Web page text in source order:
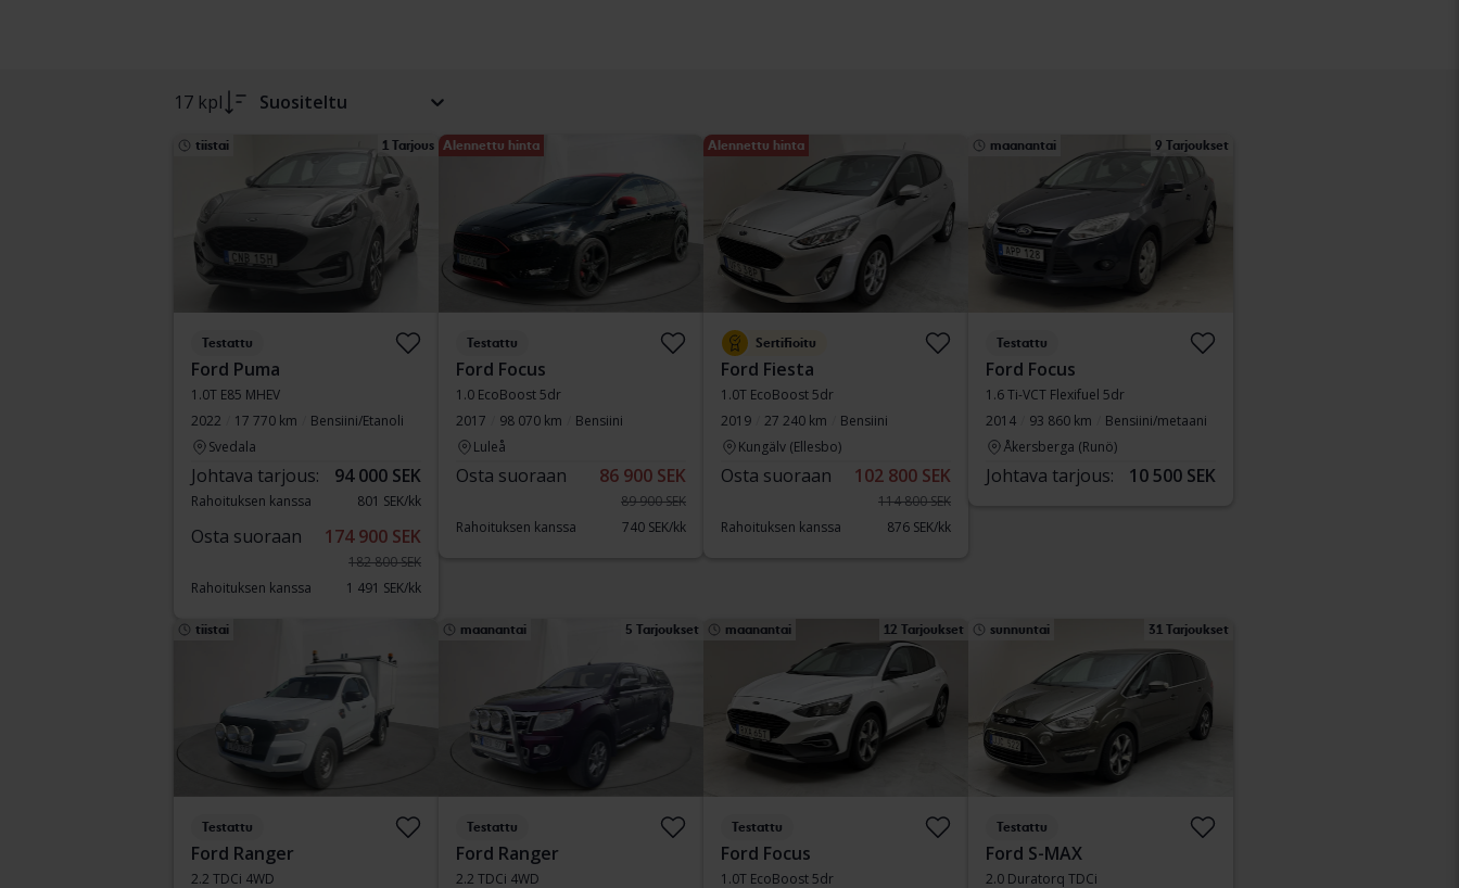
17 kpl Suositeltu
tiistai 1 Tarjous
Testattu
Ford Puma
1.0T E85 MHEV
2022
17 770 km
Bensiini/Etanoli
Svedala
Johtava tarjous: 94 000 SEK
Rahoituksen kanssa 801 SEK/kk
Osta suoraan 174 900 SEK
182 800 SEK
Rahoituksen kanssa
1 491 SEK/kk
Alennettu hinta
Testattu
Ford Focus
1.0 EcoBoost 5dr
2017
98 070 km
Bensiini
Luleå
Osta suoraan 86 900 SEK
89 900 SEK
Rahoituksen kanssa
740 SEK/kk
Alennettu hinta
Sertifioitu
Ford Fiesta
1.0T EcoBoost 5dr
2019
27 240 km
Bensiini
Kungälv (Ellesbo)
Osta suoraan 102 800 SEK
114 800 SEK
Rahoituksen kanssa
876 SEK/kk
maanantai 9 Tarjoukset
Testattu
Ford Focus
1.6 Ti-VCT Flexifuel 5dr
2014
93 860 km
Bensiini/metaani
Åkersberga (Runö)
Johtava tarjous: 10 500 SEK
tiistai
Testattu
Ford Ranger
2.2 TDCi 4WD
maanantai 5 Tarjoukset
Testattu
Ford Ranger
2.2 TDCi 4WD
maanantai 12 Tarjoukset
Testattu
Ford Focus
1.0T EcoBoost 5dr
sunnuntai 31 Tarjoukset
Testattu
Ford S-MAX
2.0 Duratorq TDCi